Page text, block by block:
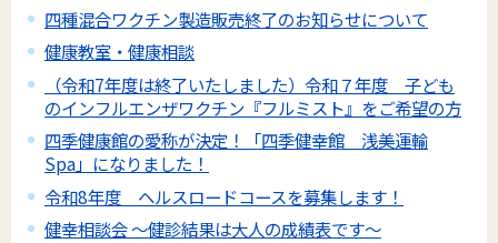
四種混合ワクチン製造販売終了のお知らせについて
健康教室・健康相談
（令和7年度は終了いたしました）令和７年度 子ども
のインフルエンザワクチン『フルミスト』をご希望の方
四季健康館の愛称が決定！「四季健幸館 浅美運輸
Spa」になりました！
令和8年度 ヘルスロードコースを募集します！
健幸相談会 ～健診結果は大人の成績表です～